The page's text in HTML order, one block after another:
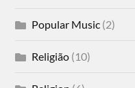
Popular Music (2)
Religião (10)